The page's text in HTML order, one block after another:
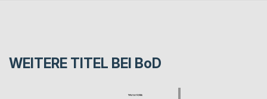
WEITERE TITEL BEI BoD